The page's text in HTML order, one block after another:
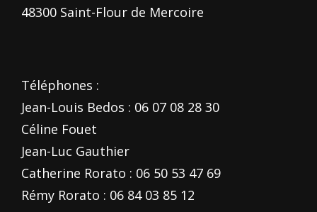
48300 Saint-Flour de Mercoire
Téléphones :
Jean-Louis Bedos : 06 07 08 28 30
Céline Fouet
Jean-Luc Gauthier
Catherine Rorato : 06 50 53 47 69
Rémy Rorato : 06 84 03 85 12